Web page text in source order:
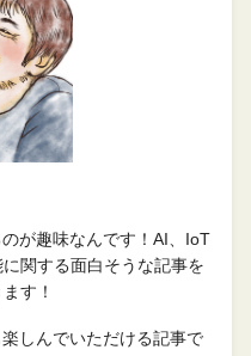
が趣味なんです！AI、IoT
関する面白そうな記事を
す！
しんでいただける記事で